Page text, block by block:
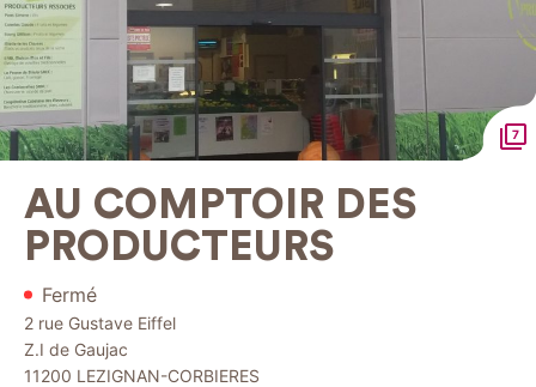
7
AU COMPTOIR DES
PRODUCTEURS
Fermé
2 rue Gustave Eiffel
Z.I de Gaujac
11200 LEZIGNAN-CORBIERES